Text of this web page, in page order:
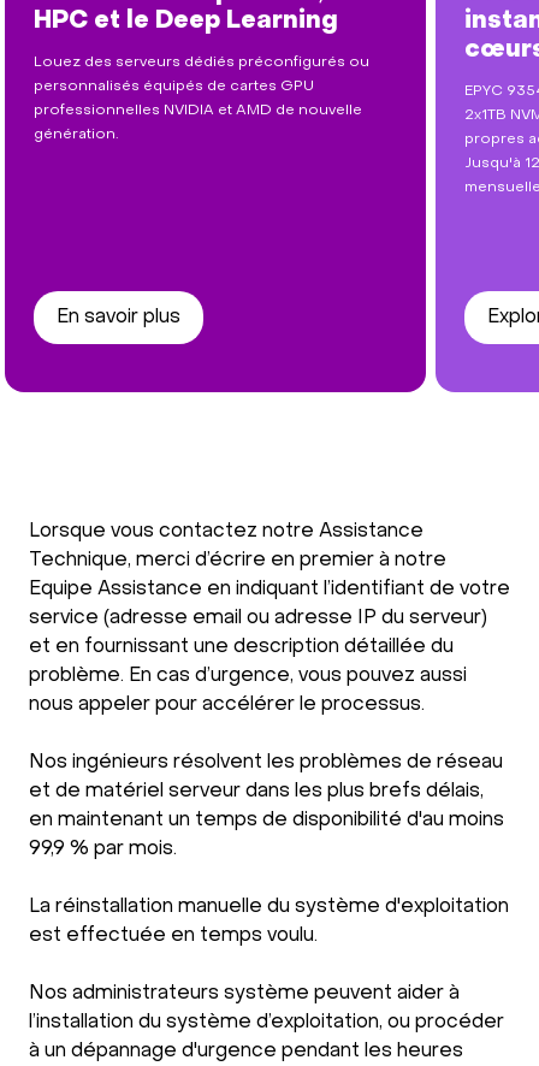
HPC et le Deep Learning
Louez des serveurs dédiés préconfigurés ou
personnalisés équipés de cartes GPU
professionnelles NVIDIA et AMD de nouvelle
génération.
En savoir plus
cœurs
EPYC
2x1TB
propres
Jusqu'à
Lorsque vous contactez notre Assistance
Technique, merci d’écrire en premier à notre
Equipe Assistance en indiquant l’identifiant de votre
service (adresse email ou adresse IP du serveur)
et en fournissant une description détaillée du
problème. En cas d’urgence, vous pouvez aussi
nous appeler pour accélérer le processus.
Nos ingénieurs résolvent les problèmes de réseau
et de matériel serveur dans les plus brefs délais,
en maintenant un temps de disponibilité d'au moins
99,9 % par mois.
La réinstallation manuelle du système d'exploitation
est effectuée en temps voulu.
Nos administrateurs système peuvent aider à
l’installation du système d’exploitation, ou procéder
à un dépannage d'urgence pendant les heures